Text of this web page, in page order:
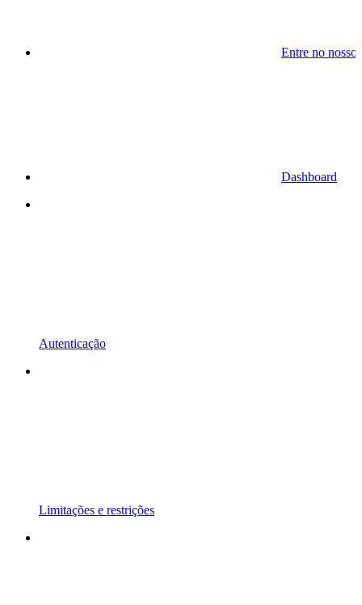
Entre no nosso
Dashboard
Autenticação
Limitações e restrições